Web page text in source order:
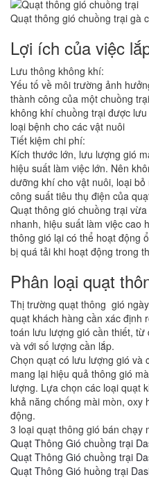
Quạt thông gió chuồng trại gà
Lợi ích của việc
Lưu thông không khí:
Yếu tố về môi trường ảnh
thành công của một chuồng
không khí chuồng trại được
loại bệnh cho các vật nuôi
Tiết kiệm chi phí:
Kích thước lớn, lưu lượng gió
hiệu suất làm việc lớn. Nên
dưỡng khí cho vật nuôi, loại
công suất tiêu thụ điện của
Quạt thông gió chuồng trại
nhanh, hiệu suất làm việc cao
thông gió lại có thể hoạt động
bị quá tải khi hoạt động trong
Phân loại quạt
Thị trường quạt thông gió
quạt khách hàng cần xác định
toán lưu lượng gió cần thiết,
và với số lượng cần lắp.
Chọn quạt có lưu lượng gió và
mang lại hiệu quả thông gió
lượng. Lựa chọn các loại quạt
khả năng chống mài mòn, oxy
động.
3 loại quạt thông gió bán chạy
Quạt Thông Gió chuồng trại
Quạt Thông Gió chuồng trại
Quạt Thông Gió huồng trại